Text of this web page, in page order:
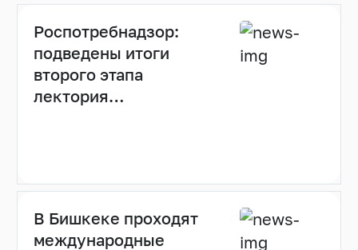
Роспотребнадзор:
подведены итоги
второго этапа
лектория
В Бишкеке проходят
международные